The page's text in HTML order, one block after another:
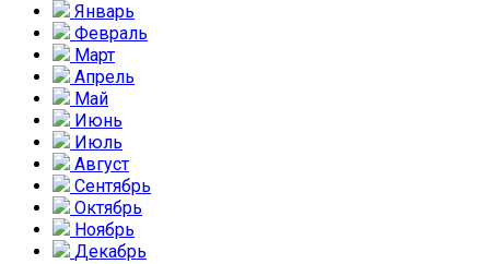
Январь
Февраль
Март
Апрель
Май
Июнь
Июль
Август
Сентябрь
Октябрь
Ноябрь
Декабрь